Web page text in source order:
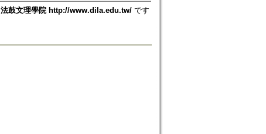
法鼓文理學院 http://www.dila.edu.tw/です